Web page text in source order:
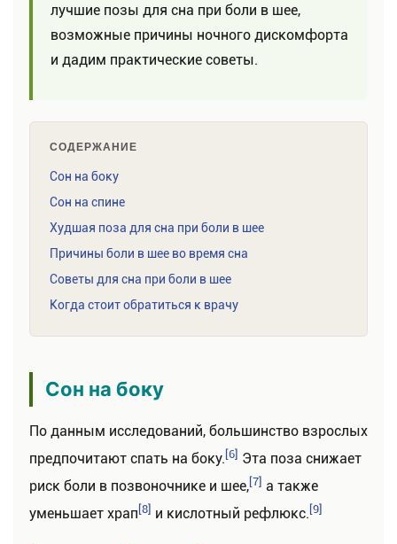
лучшие позы для сна при боли в шее,
возможные причины ночного дискомфорта
и дадим практические советы.
СОДЕРЖАНИЕ
Сон на боку
Сон на спине
Худшая поза для сна при боли в шее
Причины боли в шее во время сна
Советы для сна при боли в шее
Когда стоит обратиться к врачу
Сон на боку
По данным исследований, большинство взрослых
предпочитают спать на боку.[6] Эта поза снижает
риск боли в позвоночнике и шее,[7] а также
уменьшает храп [8] и кислотный рефлюкс. [9]